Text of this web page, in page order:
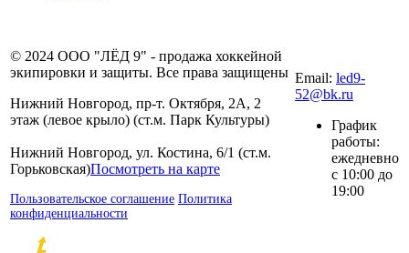
© 2024 ООО "ЛЁД 9" - продажа хоккейной
экипировки и защиты. Все права защищены
Нижний Новгород, пр-т. Октября, 2А, 2
этаж (левое крыло) (ст.м. Парк Культуры)
Нижний Новгород, ул. Костина, 6/1 (ст.м.
Горьковская)Посмотреть на карте
Пользовательское соглашение Политика
конфиденциальности
Email: led9-
52@bk.ru
График
работы:
ежедневно
с 10:00 до
19:00